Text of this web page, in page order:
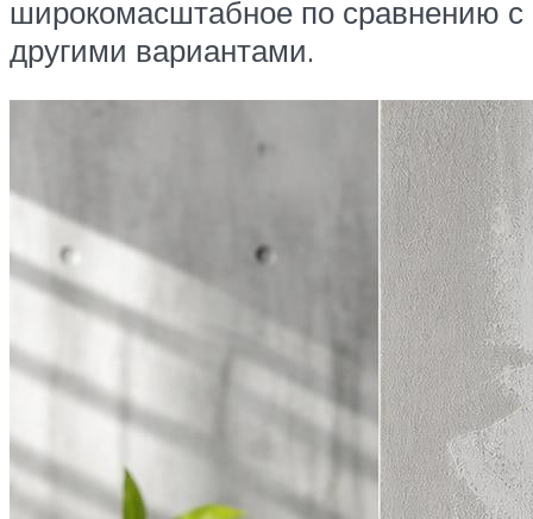
широкомасштабное по сравнению с
другими вариантами.